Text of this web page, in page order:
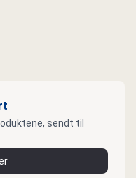
sendt til